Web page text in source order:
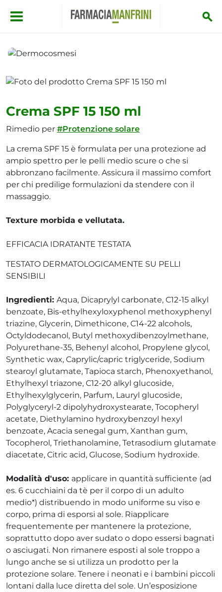
Crema SPF 15 150 ml
Rimedio per #Protenzione solare
La crema SPF 15 è formulata per una protezione ad
ampio spettro per le pelli medio scure o che si
abbronzano facilmente. Assicura il massimo comfort
per chi predilige formulazioni da stendere con il
massaggio.
Texture morbida e vellutata.
EFFICACIA IDRATANTE TESTATA
TESTATO DERMATOLOGICAMENTE SU PELLI
SENSIBILI
Ingredienti: Aqua, Dicaprylyl carbonate, C12-15 alkyl
benzoate, Bis-ethylhexyloxyphenol methoxyphenyl
triazine, Glycerin, Dimethicone, C14-22 alcohols,
Octyldodecanol, Butyl methoxydibenzoylmethane,
Polyurethane-35, Behenyl alcohol, Propylene glycol,
Synthetic wax, Caprylic/capric triglyceride, Sodium
stearoyl glutamate, Tapioca starch, Phenoxyethanol,
Ethylhexyl triazone, C12-20 alkyl glucoside,
Ethylhexylglycerin, Parfum, Lauryl glucoside,
Polyglyceryl-2 dipolyhydroxystearate, Tocopheryl
acetate, Diethylamino hydroxybenzoyl hexyl
benzoate, Acacia senegal gum, Xanthan gum,
Tocopherol, Triethanolamine, Tetrasodium glutamate
diacetate, Citric acid, Glucose, Sodium hydroxide.
Modalità d'uso: applicare in quantità sufficiente (ad
es. 6 cucchiaini da tè per il corpo di un adulto
medio*) distribuendo in modo uniforme su viso e
corpo, prima di esporsi al sole. Riapplicare
frequentemente per mantenere la protezione,
soprattutto dopo aver sudato o dopo essersi bagnati
o asciugati. Non rimanere esposti al sole troppo a
lungo anche se si utilizza un prodotto per la
protezione solare. Tenere i neonati e i bambini piccoli
lontani dalla luce diretta del sole. Un’esposizione